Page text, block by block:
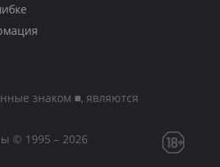
знаком ■, являются
© 1995 – 2026